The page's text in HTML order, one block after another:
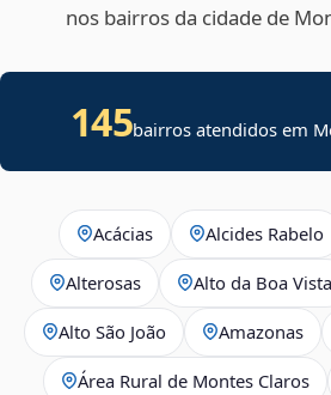
nos bairros da cidade de
145bairros atendidos em
Acácias Alcides Rabelo
Alterosas Alto da Boa Vista
Alto São João Amazonas
Área Rural de Montes Claros